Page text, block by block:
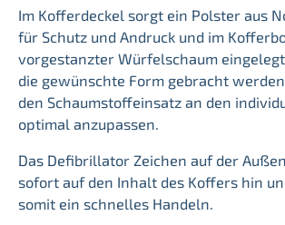
Im Kofferdeckel sorgt ein Polster aus
für Schutz und Andruck und im
vorgestanzter Würfelschaum
die gewünschte Form gebracht
den Schaumstoffeinsatz an den
optimal anzupassen.
Das Defibrillator Zeichen auf der
sofort auf den Inhalt des Koffers hin
somit ein schnelles Handeln.